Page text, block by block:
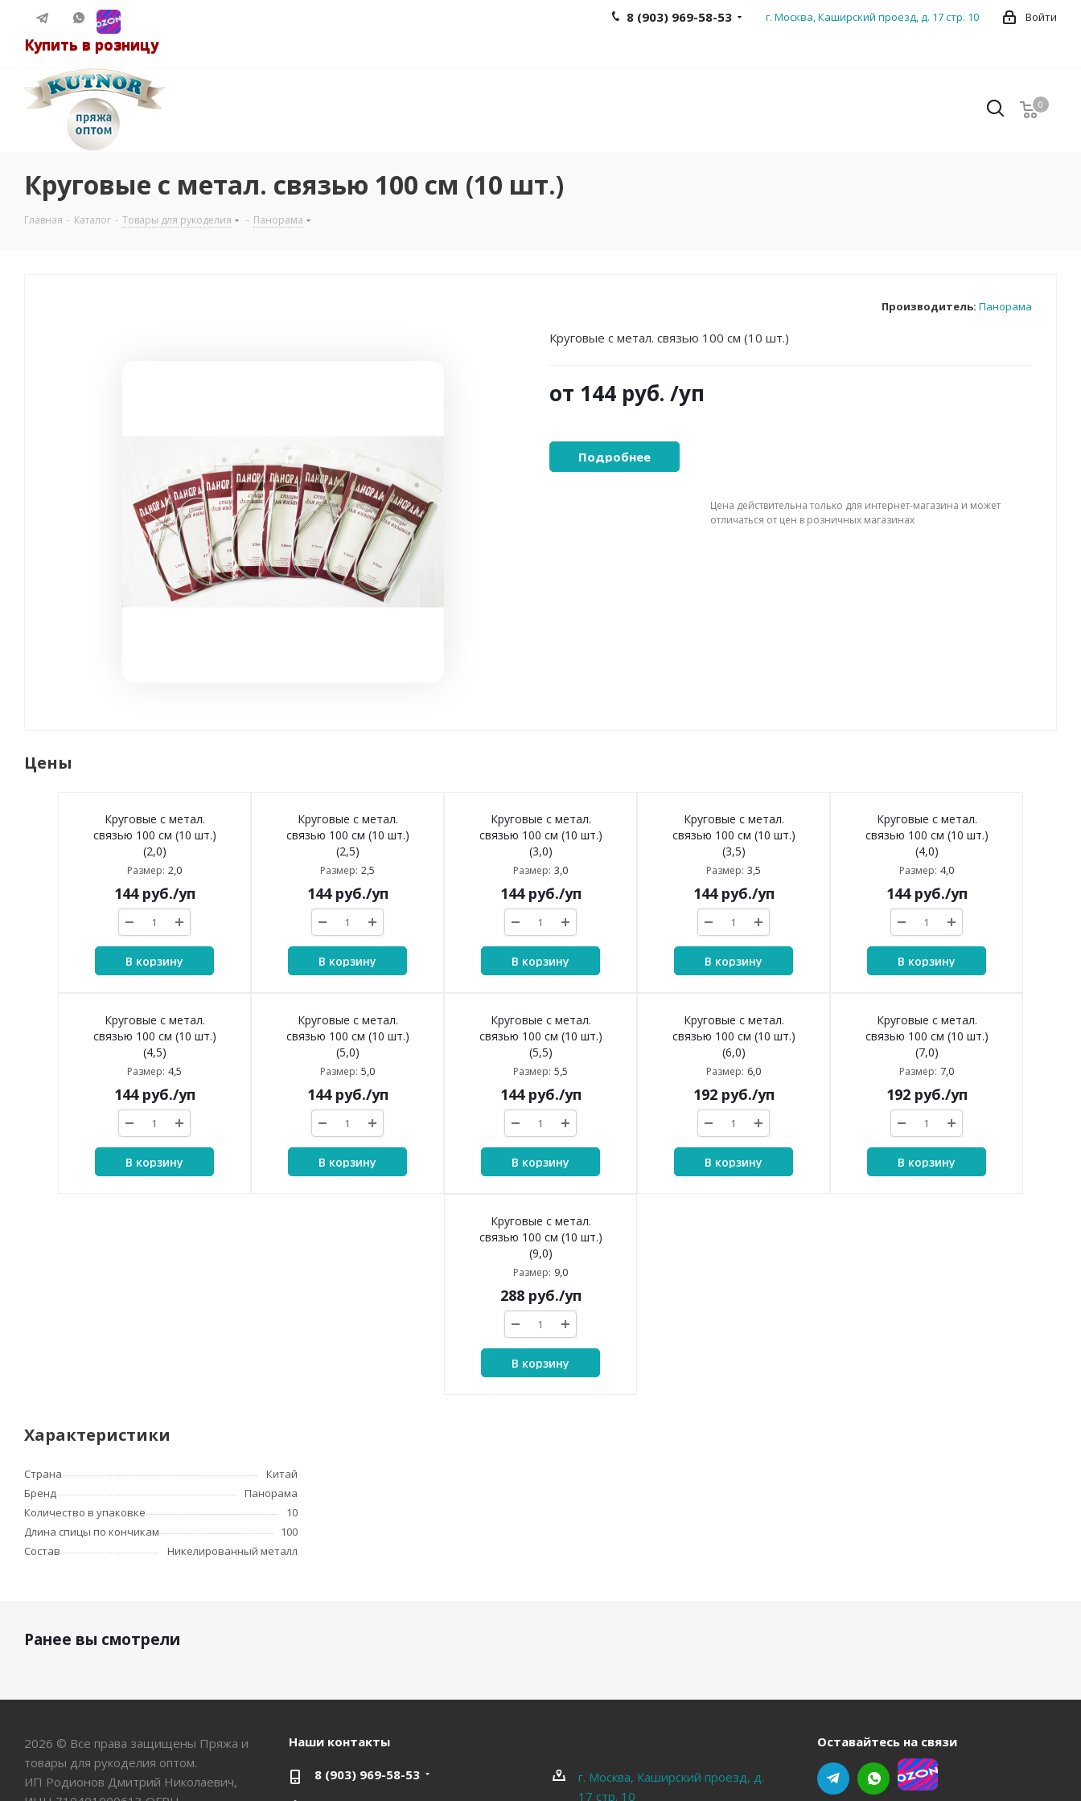
Купить в розницу
Войти
г. Москва, Каширский проезд, д. 17 стр. 10
8 (903) 969-58-53
0
0
Круговые с метал. связью 100 см (10 шт.)
Главная - Каталог - Товары для рукоделия - Панорама
Производитель: Панорама
Круговые с метал. связью 100 см (10 шт.)
от 144 руб. /уп
Подробнее
Цена действительна только для интернет-магазина и может
отличаться от цен в розничных магазинах
Цены
Круговые с метал.
связью 100 см (10 шт.)
(2,0)
Размер: 2,0
144руб./уп
В корзину
Круговые с метал.
связью 100 см (10 шт.)
(2,5)
Размер: 2,5
144руб./уп
В корзину
Круговые с метал.
связью 100 см (10 шт.)
(3,0)
Размер: 3,0
144руб./уп
В корзину
Круговые с метал.
связью 100 см (10 шт.)
(3,5)
Размер: 3,5
144руб./уп
В корзину
Круговые с метал.
связью 100 см (10 шт.)
(4,0)
Размер: 4,0
144руб./уп
В корзину
Круговые с метал.
связью 100 см (10 шт.)
(4,5)
Размер: 4,5
144руб./уп
В корзину
Круговые с метал.
связью 100 см (10 шт.)
(5,0)
Размер: 5,0
144руб./уп
В корзину
Круговые с метал.
связью 100 см (10 шт.)
(5,5)
Размер: 5,5
144руб./уп
В корзину
Круговые с метал.
связью 100 см (10 шт.)
(6,0)
Размер: 6,0
192руб./уп
В корзину
Круговые с метал.
связью 100 см (10 шт.)
(7,0)
Размер: 7,0
192руб./уп
В корзину
Круговые с метал.
связью 100 см (10 шт.)
(9,0)
Размер: 9,0
288руб./уп
В корзину
Характеристики
Страна
Китай
Бренд
Панорама
Количество в упаковке
10
Длина спицы по кончикам
100
Состав
Никелированный металл
Ранее вы смотрели
2026 © Все права защищены Пряжа и
товары для рукоделия оптом.
ИП Родионов Дмитрий Николаевич,
Наши контакты
8 (903) 969-58-53
г. Москва, Каширский проезд, д.
17 стр. 10
Оставайтесь на связи